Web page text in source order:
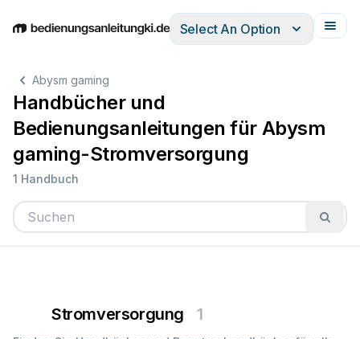
EnglishDeutschEspañolItalianoFrançais
Select An Option
Abysm gaming
Handbücher und
Bedienungsanleitungen für Abysm
gaming-Stromversorgung
1 Handbuch
Stromversorgung 1